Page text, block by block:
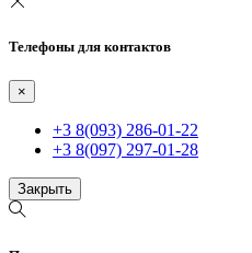
Телефоны для контактов
×
+3 8(093) 286-01-22
+3 8(097) 297-01-28
Закрыть